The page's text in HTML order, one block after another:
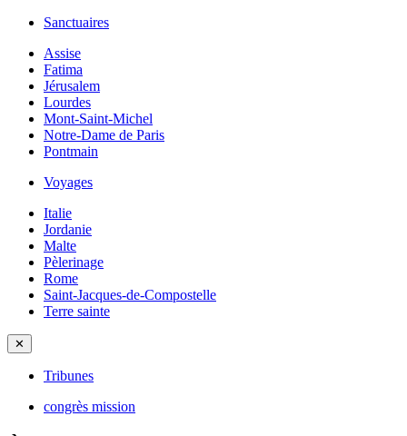
Sanctuaires
Assise
Fatima
Jérusalem
Lourdes
Mont-Saint-Michel
Notre-Dame de Paris
Pontmain
Voyages
Italie
Jordanie
Malte
Pèlerinage
Rome
Saint-Jacques-de-Compostelle
Terre sainte
✕
Tribunes
congrès mission